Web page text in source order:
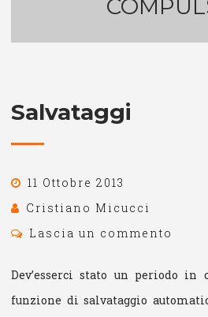
Salvataggi
11 Ottobre 2013
Cristiano Micucci
Lascia un commento
Dev’esserci stato un periodo
funzione di salvataggio